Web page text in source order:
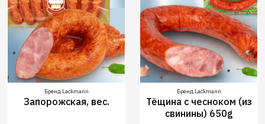
Бренд Lackmann
Запорожская, вес.
Бренд Lackmann
Тёщина с чесноком (из
свинины) 650g